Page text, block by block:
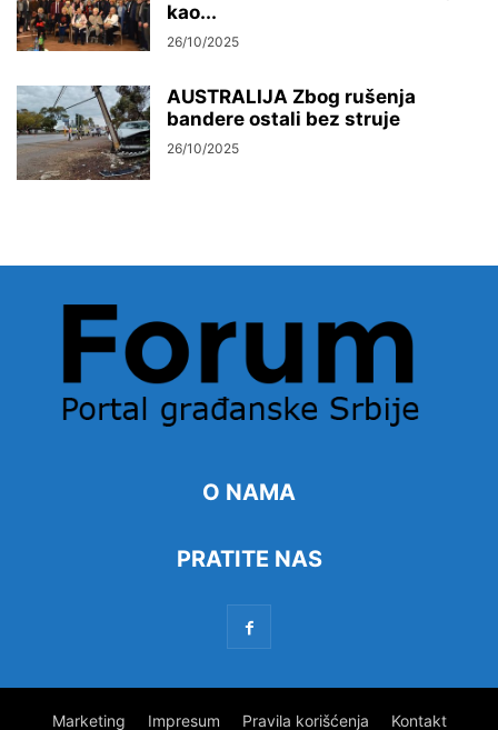
kao...
26/10/2025
AUSTRALIJA Zbog rušenja
bandere ostali bez struje
26/10/2025
O NAMA
PRATITE NAS
Marketing Impresum Pravila korišćenja Kontakt